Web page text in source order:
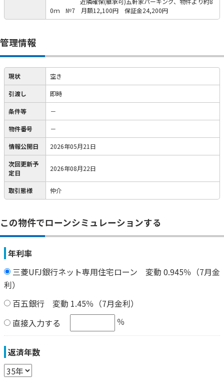
0ｍ №7 月額12,100円 保証金24,200円
管理情報
現状 空き
引渡し 即時
条件等 －
物件番号 －
情報公開日 2026年05月21日
次回更新予
定日
2026年08月22日
取引態様 仲介
この物件でローンシミュレーションする
年利率
三菱UFJ銀行ネット専用住宅ローン 変動 0.945％（7月金
利）
百五銀行 変動 1.45％（7月金利）
直接入力する
％
返済年数